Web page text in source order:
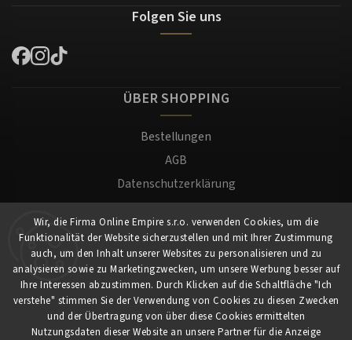
Wir, die Firma Online Empire s.r.o. verwenden Cookies, um die
Funktionalität der Website sicherzustellen und mit Ihrer Zustimmung
auch, um den Inhalt unserer Websites zu personalisieren und zu
analysieren sowie zu Marketingzwecken, um unsere Werbung besser auf
Ihre Interessen abzustimmen. Durch Klicken auf die Schaltfläche "Ich
verstehe" stimmen Sie der Verwendung von Cookies zu diesen Zwecken
und der Übertragung von über diese Cookies ermittelten
Nutzungsdaten dieser Website an unsere Partner für die Anzeige
Folgen Sie uns
ÜBER SHOPPING
Bestellungen
AGB
Datenschutzerklärung
Versand und Zahlung
Warenrücksendung
Impressum
Für Kunden
Mein Konto